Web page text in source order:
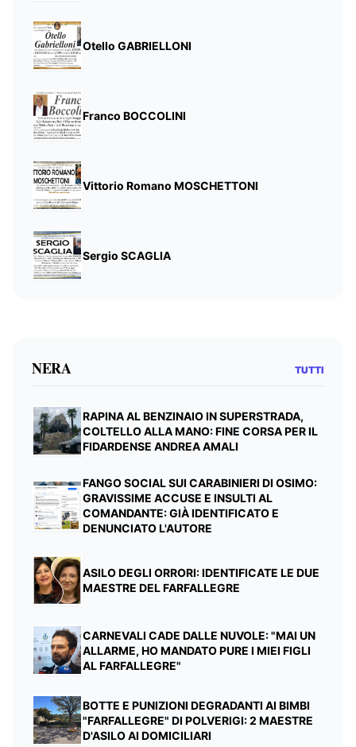
Otello GABRIELLONI
Franco BOCCOLINI
Vittorio Romano MOSCHETTONI
Sergio SCAGLIA
NERA TUTTI
RAPINA AL BENZINAIO IN SUPERSTRADA,
COLTELLO ALLA MANO: FINE CORSA PER IL
FIDARDENSE ANDREA AMALI
FANGO SOCIAL SUI CARABINIERI DI OSIMO:
GRAVISSIME ACCUSE E INSULTI AL
COMANDANTE: GIÀ IDENTIFICATO E
DENUNCIATO L'AUTORE
ASILO DEGLI ORRORI: IDENTIFICATE LE DUE
MAESTRE DEL FARFALLEGRE
CARNEVALI CADE DALLE NUVOLE: "MAI UN
ALLARME, HO MANDATO PURE I MIEI FIGLI
AL FARFALLEGRE"
BOTTE E PUNIZIONI DEGRADANTI AI BIMBI
"FARFALLEGRE" DI POLVERIGI: 2 MAESTRE
D'ASILO AI DOMICILIARI